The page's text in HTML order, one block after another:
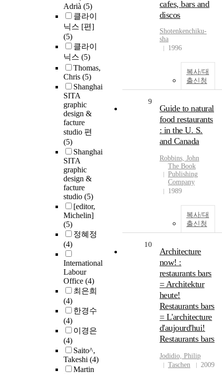
Adrià (5)
클라이
닉스 [편]
(5)
클라이
닉스 (5)
Thomas,
Chris (5)
Shanghai
SITA
graphic
design &
facture
studio 편
(5)
Shanghai
SITA
graphic
design &
facture
studio (5)
[editor,
Michelin]
(5)
정혜정
(4)
International
Labour
Office (4)
최은희
(4)
한경수
(4)
이경은
(4)
Saito^,
Takeshi (4)
Martin
cafes, bars and
discos
Shotenkenchiku-
sha
1996
복사/대
출신청
9
Guide to natural
food restaurants
: in the U. S.
and Canada
Robbins, John
The Book
Publishing
Company
1989
복사/대
출신청
10
Architecture
now! :
restaurants bars
= Architektur
heute!
Restaurants bars
= L'architecture
d'aujourd'hui!
Restaurants bars
Jodidio, Philip
Taschen
2009